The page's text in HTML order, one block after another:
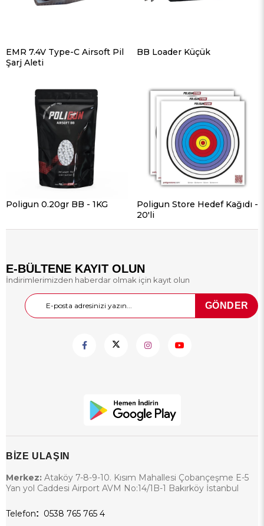
EMR 7.4V Type-C Airsoft Pil
Şarj Aleti
BB Loader Küçük
Poligun 0.20gr BB - 1KG
Poligun Store Hedef Kağıdı -
20'li
E-BÜLTENE KAYIT OLUN
İndirimlerimizden haberdar olmak için kayıt olun
GÖNDER
BİZE ULAŞIN
Merkez: Ataköy 7-8-9-10. Kısım Mahallesi Çobançeşme E-5
Yan yol Caddesi Airport AVM No:14/1B-1 Bakırköy İstanbul
Telefon: 0538 765 765 4